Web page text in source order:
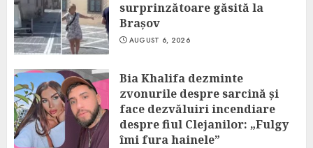
surprinzătoare găsită la
Brașov
AUGUST 6, 2026
Bia Khalifa dezminte
zvonurile despre sarcină și
face dezvăluiri incendiare
despre fiul Clejanilor: „Fulgy
îmi fura hainele”